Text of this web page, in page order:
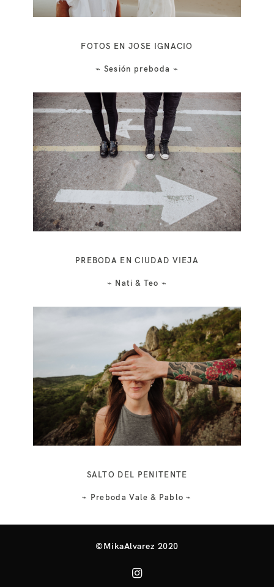
FOTOS EN JOSE IGNACIO
⌁ Sesión preboda ⌁
PREBODA EN CIUDAD VIEJA
⌁ Nati & Teo ⌁
SALTO DEL PENITENTE
⌁ Preboda Vale & Pablo ⌁
©MikaAlvarez 2020